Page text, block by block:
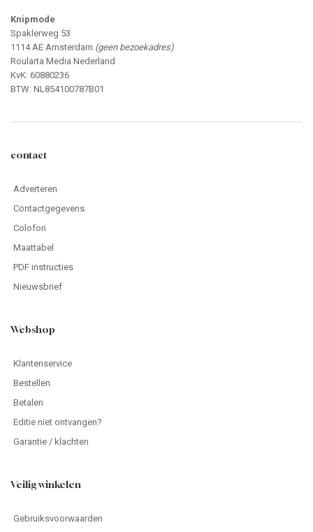
Knipmode
Spaklerweg 53
1114 AE Amsterdam (geen bezoekadres)
Roularta Media Nederland
KvK: 60880236
BTW: NL854100787B01
contact
Adverteren
Contactgegevens
Colofon
Maattabel
PDF instructies
Nieuwsbrief
Webshop
Klantenservice
Bestellen
Betalen
Editie niet ontvangen?
Garantie / klachten
Veilig winkelen
Gebruiksvoorwaarden